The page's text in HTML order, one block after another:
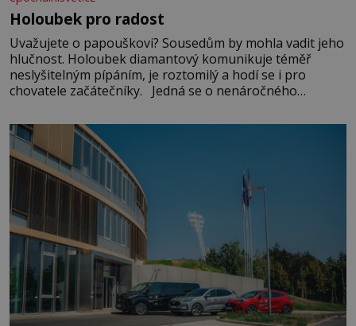
Holoubek pro radost
Uvažujete o papouškovi? Sousedům by mohla vadit jeho
hlučnost. Holoubek diamantový komunikuje téměř
neslyšitelným pípáním, je roztomilý a hodí se i pro
chovatele začátečníky. Jedná se o nenáročného
času tráví na zemi, kde sbírá zbytky semínek Jeho
domovinou je prakticky celá Austrálie s výjimkou
pobřežní oblasti.